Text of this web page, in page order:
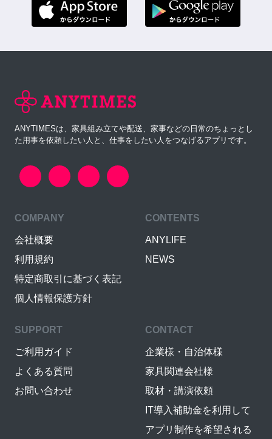
ANYTIMESは、家具組み立てや配送、家事などの日常のちょっとし
た用事を依頼したい人と、仕事をしたい人をつなげるアプリです。
COMPANY
会社概要
利用規約
特定商取引に基づく表記
個人情報保護方針
CONTENTS
ANYLIFE
NEWS
SUPPORT
ご利用ガイド
よくある質問
お問い合わせ
CONTACT
企業様・自治体様
家具関連会社様
取材・講演依頼
IT導入補助金を利用して
アプリ制作を希望される